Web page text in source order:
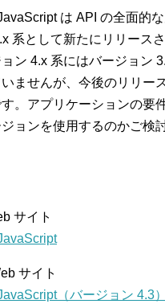
は API の全面的
系として新たにリリース
ン 4.x 系にはバージョン
ませんが、今後のリリー
。アプリケーションの要
ョンを使用するのかご検
サイト
サイト
（バージョン 4.3）